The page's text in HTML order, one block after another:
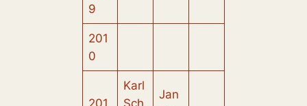
9
201
0
Karl
Jan